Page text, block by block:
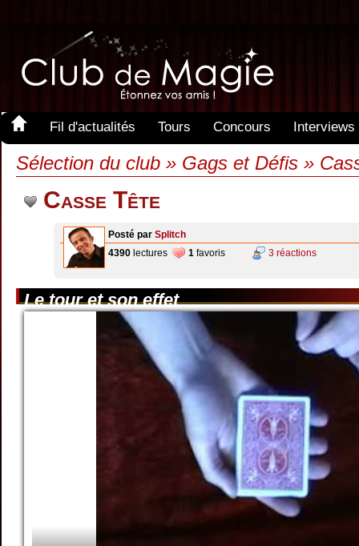
Fil d'actualités Tours Concours Interviews
Sélection du club » Gags et Défis »
Casse Tête
Posté par Splitch
4390 lectures 1 favoris 3 réactions
Le tour et son effet